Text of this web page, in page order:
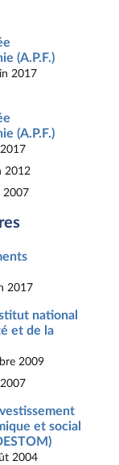
(A.P.F.)
2017
(A.P.F.)
2012
2007
2017
national
et de la
2009
et social
2004